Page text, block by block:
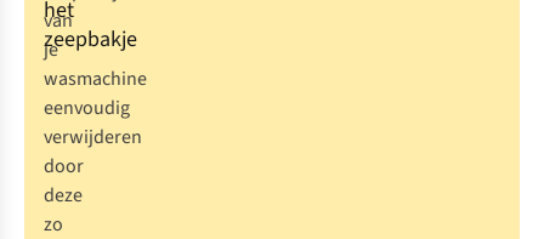
het
zeepbakje
van
je
wasmachine
eenvoudig
verwijderen
door
deze
zo